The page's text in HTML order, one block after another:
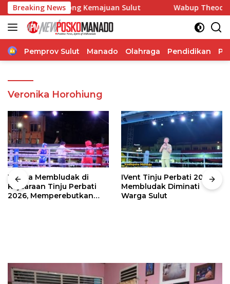
Langsung
ke
konten
Breaking News
Dorong Kemajuan Sulut Wabup Theodorus
Home
Pemprov Sulut Manado Olahraga Pendidikan
Veronika Horohiung
Warga Membludak di
Kejuaraan Tinju Perbati
2026, Memperebutkan
IVent Tinju Perbati 2026
Membludak Diminati
Warga Sulut